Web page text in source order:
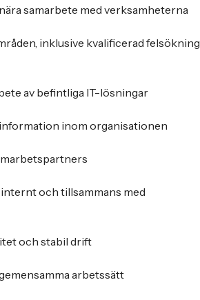
samarbete med verksamheterna
inklusive kvalificerad felsökning
av befintliga IT-lösningar
inom organisationen
och tillsammans med
och stabil drift
arbetssätt